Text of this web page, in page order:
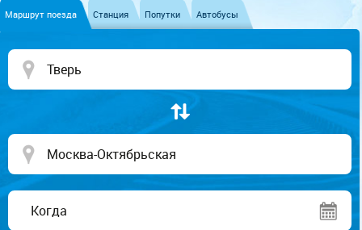
Маршрут поезда Станция Попутки Автобусы